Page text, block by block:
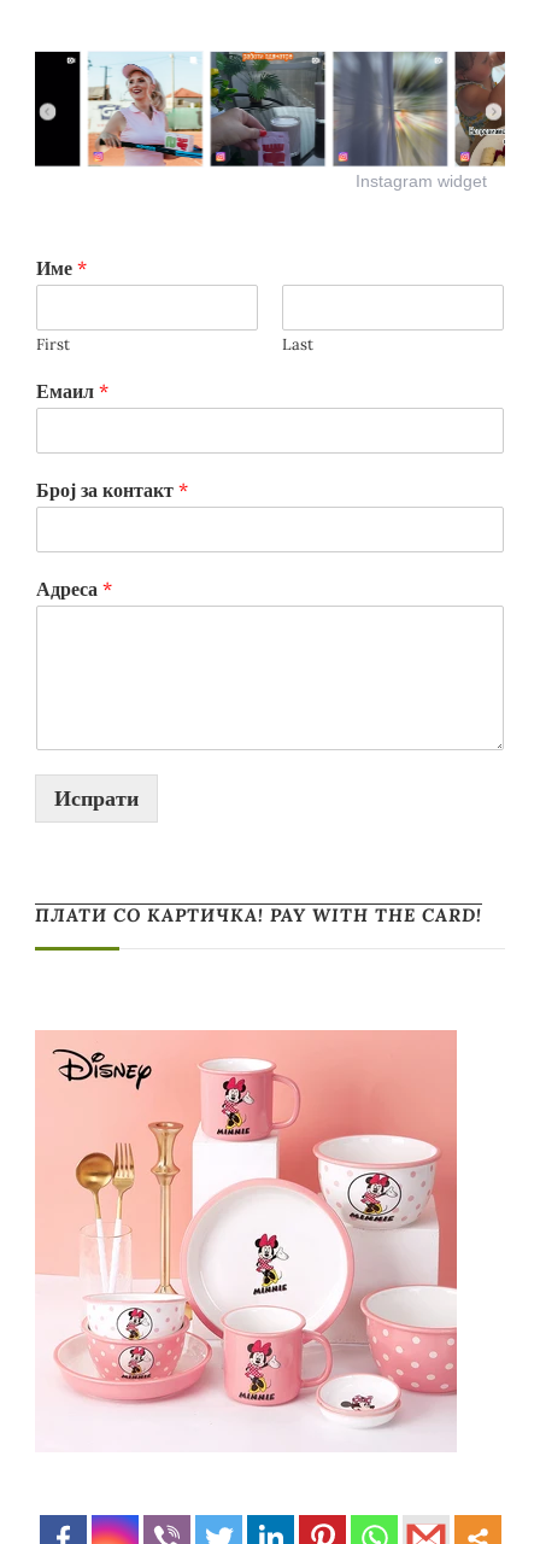
Instagram widget
Име *
First Last
Емаил *
Број за контакт *
Адреса *
Испрати
ПЛАТИ СО КАРТИЧКА! PAY WITH THE CARD!